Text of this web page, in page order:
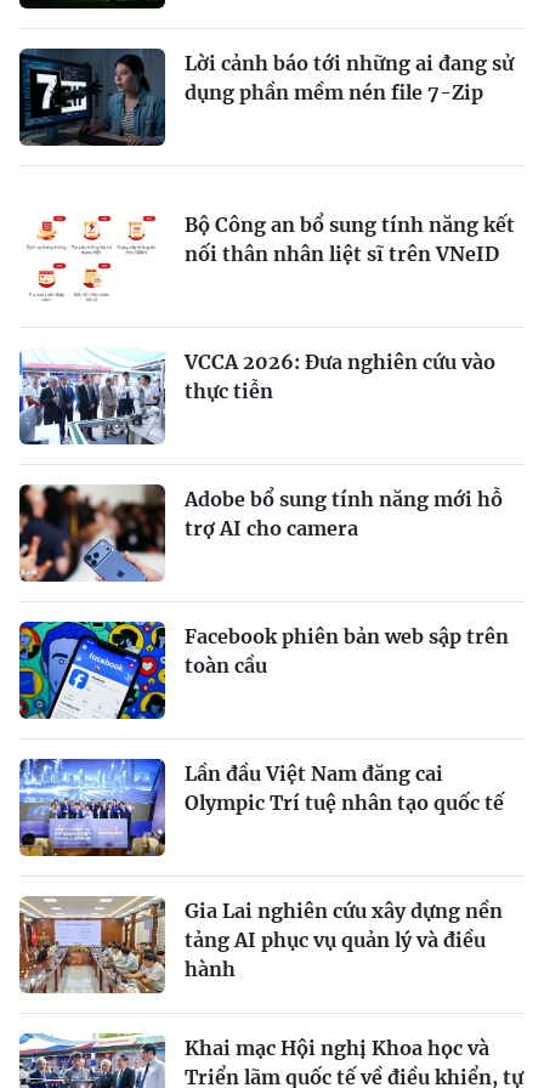
Lời cảnh báo tới những ai đang sử
dụng phần mềm nén file 7-Zip
Bộ Công an bổ sung tính năng kết
nối thân nhân liệt sĩ trên VNeID
VCCA 2026: Đưa nghiên cứu vào
thực tiễn
Adobe bổ sung tính năng mới hỗ
trợ AI cho camera
Facebook phiên bản web sập trên
toàn cầu
Lần đầu Việt Nam đăng cai
Olympic Trí tuệ nhân tạo quốc tế
Gia Lai nghiên cứu xây dựng nền
tảng AI phục vụ quản lý và điều
hành
Khai mạc Hội nghị Khoa học và
Triển lãm quốc tế về điều khiển, tự